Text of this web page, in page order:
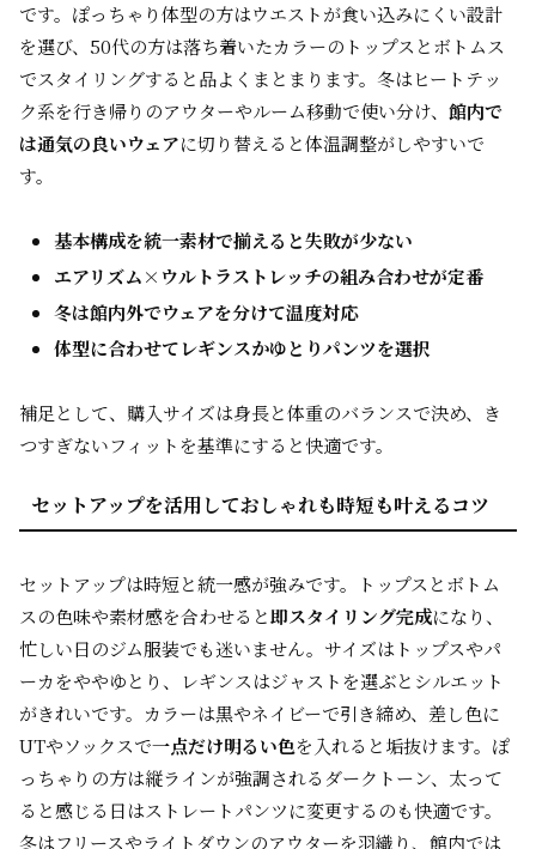
です。ぽっちゃり体型の方はウエストが食い込みにくい設計
を選び、50代の方は落ち着いたカラーのトップスとボトムス
でスタイリングすると品よくまとまります。冬はヒートテッ
ク系を行き帰りのアウターやルーム移動で使い分け、 館内で
は通気の良いウェアに切り替えると体温調整がしやすいで
す。
基本構成を統一素材で揃えると失敗が少ない
エアリズム×ウルトラストレッチの組み合わせが定番
冬は館内外でウェアを分けて温度対応
体型に合わせてレギンスかゆとりパンツを選択
補足として、購入サイズは身長と体重のバランスで決め、き
つすぎないフィットを基準にすると快適です。
セットアップを活用しておしゃれも時短も叶えるコツ
セットアップは時短と統一感が強みです。トップスとボトム
スの色味や素材感を合わせると即スタイリング完成になり、
忙しい日のジム服装でも迷いません。サイズはトップスやパ
ーカをややゆとり、レギンスはジャストを選ぶとシルエット
がきれいです。カラーは黒やネイビーで引き締め、差し色に
UTやソックスで一点だけ明るい色を入れると垢抜けます。ぽ
っちゃりの方は縦ラインが強調されるダークトーン、太って
ると感じる日はストレートパンツに変更するのも快適です。
冬はフリースやライトダウンのアウターを羽織り、館内では